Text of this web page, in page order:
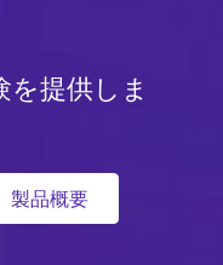
提供しま
製品概要